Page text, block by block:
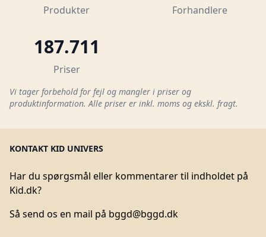
Produkter Forhandlere
187.711
Priser
Vi tager forbehold for fejl og mangler i priser og
produktinformation. Alle priser er inkl. moms og ekskl. fragt.
KONTAKT KID UNIVERS
Har du spørgsmål eller kommentarer til indholdet på
Kid.dk?
Så send os en mail på bggd@bggd.dk